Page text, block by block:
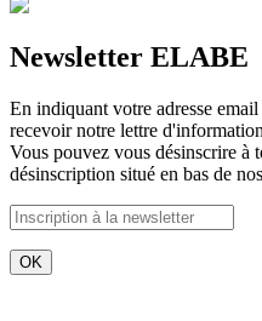
Newsletter ELABE
En indiquant votre adresse
recevoir notre lettre
Vous pouvez vous désinscrire à
désinscription situé en bas de